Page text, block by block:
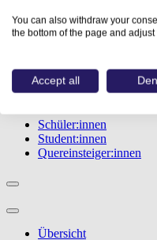
Berufe
Studiengänge
Bewerbungstipps
Informationen für:
Schüler:innen
Student:innen
Quereinsteiger:innen
Übersicht
You can also withdraw your
the bottom of the page and adjust
Accept all